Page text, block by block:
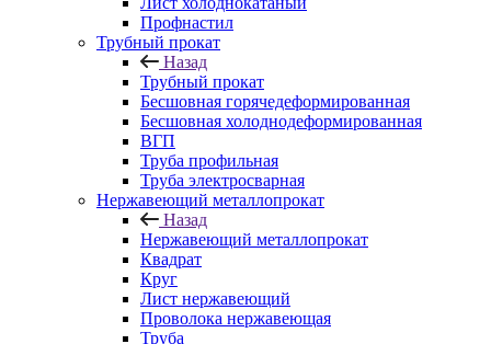
Профнастил
Трубный прокат
Назад
Трубный прокат
Бесшовная горячедеформированная
Бесшовная холоднодеформированная
ВГП
Труба профильная
Труба электросварная
Нержавеющий металлопрокат
Назад
Нержавеющий металлопрокат
Квадрат
Круг
Лист нержавеющий
Проволока нержавеющая
Труба